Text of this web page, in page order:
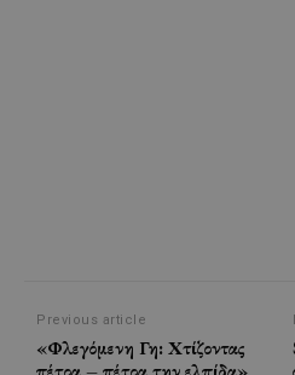
Previous article
«Φλεγόμενη Γη: Χτίζοντας